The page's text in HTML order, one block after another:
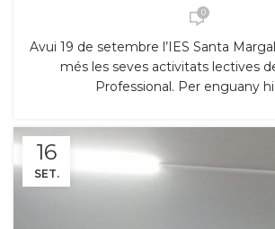
0
Avui 19 de setembre l’IES Santa
més les seves activitats lectives
Professional. Per enguany hi
16
SET.